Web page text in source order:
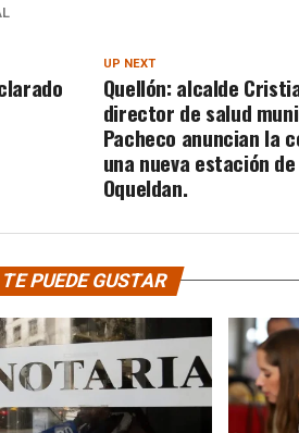
UP NEXT
Quellón: alcalde
director de salud
Pacheco anuncian la
una nueva estación
Oqueldan.
TE PUEDE GUSTAR